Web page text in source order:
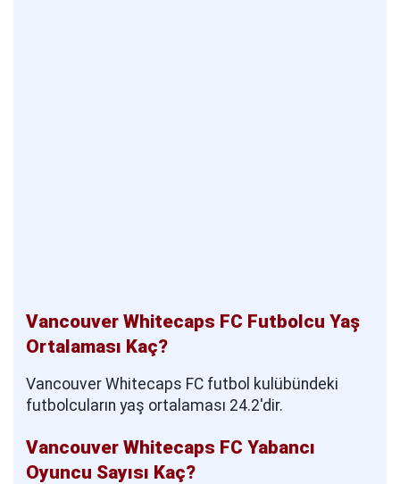
Vancouver Whitecaps FC Futbolcu Yaş
Ortalaması Kaç?
Vancouver Whitecaps FC futbol kulübündeki
futbolcuların yaş ortalaması 24.2'dir.
Vancouver Whitecaps FC Yabancı
Oyuncu Sayısı Kaç?